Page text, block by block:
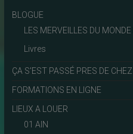
BLOGUE
LES MERVEILLES DU
Livres
ÇA S'EST PASSÉ PRES DE
FORMATIONS EN LIGNE
LIEUX A LOUER
01 AIN